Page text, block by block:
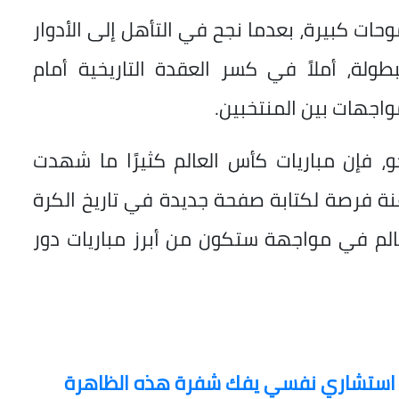
مصر مواجهة دور الـ16 بطموحات كبيرة، بعدما نجح في التأهل إلى الأدوار
أملاً في كسر العقدة التاريخية أمام
بين المنتخبين.
فإن مباريات كأس العالم كثيرًا ما شهدت
فرصة لكتابة صفحة جديدة في تاريخ الكرة
في مواجهة ستكون من أبرز مباريات دور
استشاري نفسي يفك شفرة هذه الظاهرة